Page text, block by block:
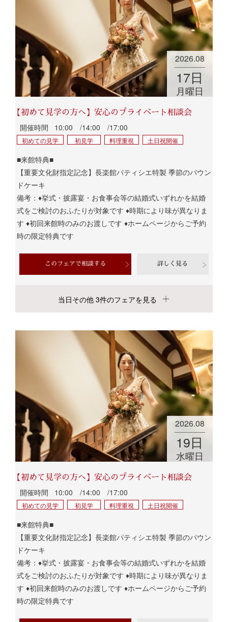
2026.08
17日
月曜日
【初めて見学の方へ】安心のプライベート相談会
開催時間 10:00 /14:00 /17:00
初めての見学 初見学 料理重視 土日祝開催
■来館特典■
【重要文化財指定記念】長楽館パティシエ特製 季節のパウン
ドケーキ
備考：♦挙式・披露宴・お食事会等の結婚式いずれかを結婚
式をご検討のおふたりが対象です ♦時期により味が異なりま
す ♦初回来館時のみのお渡しです ♦ホームページからご予約
時の限定特典です
このフェアで相談する 詳しく見る
当日その他 3件のフェアを見る
2026.08
19日
水曜日
【初めて見学の方へ】安心のプライベート相談会
開催時間 10:00 /14:00 /17:00
初めての見学 初見学 料理重視 土日祝開催
■来館特典■
【重要文化財指定記念】長楽館パティシエ特製 季節のパウン
ドケーキ
備考：♦挙式・披露宴・お食事会等の結婚式いずれかを結婚
式をご検討のおふたりが対象です ♦時期により味が異なりま
す ♦初回来館時のみのお渡しです ♦ホームページからご予約
時の限定特典です